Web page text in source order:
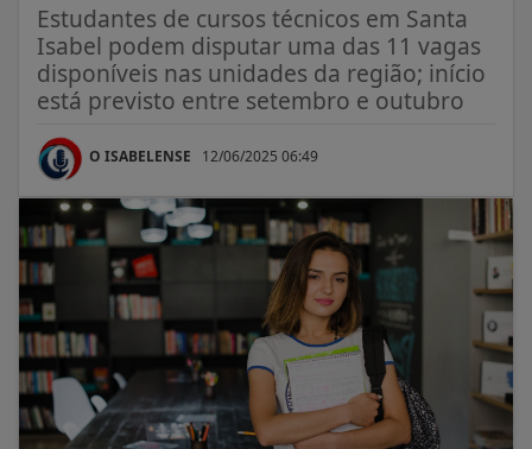
Estudantes de cursos técnicos em Santa
Isabel podem disputar uma das 11 vagas
disponíveis nas unidades da região; início
está previsto entre setembro e outubro
O ISABELENSE 12/06/2025 06:49